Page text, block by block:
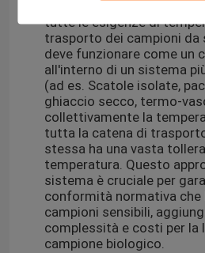
tutte le esigenze di
trasporto dei campioni da
deve funzionare come un
all'interno di un sistema
(ad es. Scatole isolate,
ghiaccio secco, termo-
collettivamente la
tutta la catena di
stessa ha una vasta
temperatura. Questo
sistema è cruciale per
conformità normativa che
campioni sensibili,
complessità e costi per la
campione biologico.